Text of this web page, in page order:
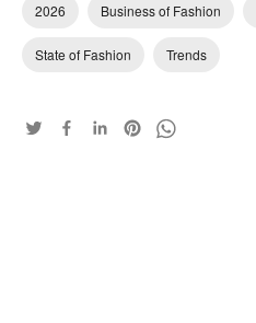
2026 Business of Fashion
State of Fashion Trends